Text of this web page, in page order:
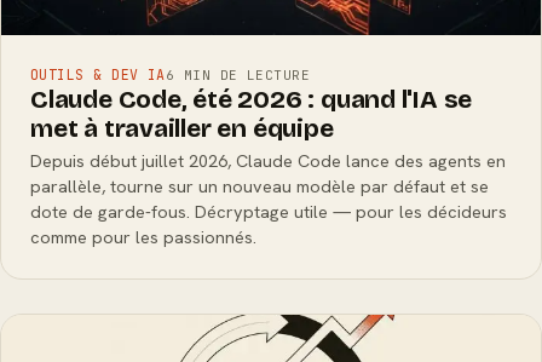
OUTILS & DEV IA6 MIN DE LECTURE
Claude Code, été 2026 : quand l'IA se
met à travailler en équipe
Depuis début juillet 2026, Claude Code lance des agents en
parallèle, tourne sur un nouveau modèle par défaut et se
dote de garde-fous. Décryptage utile — pour les décideurs
comme pour les passionnés.